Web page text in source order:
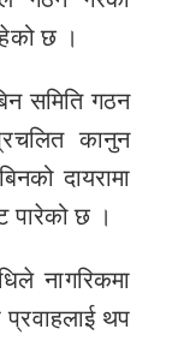
छ ।
समिति गठन
कानुन
दायरामा
पारेको छ ।
नागरिकमा
प्रवाहलाई थप